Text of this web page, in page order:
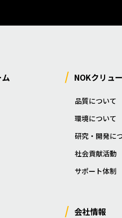
NOKクリュ
品質について
環境について
研究・開発に
社会貢献活動
サポート体制
会社情報